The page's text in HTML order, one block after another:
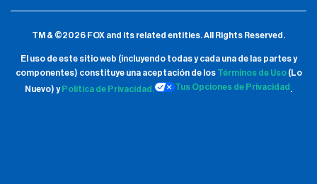
TM & ©2026 FOX and its related entities.All Rights Reserved.
El uso de este sitio web (incluyendo todas y cada una de las partes y
componentes) constituye una aceptación de los Términos de Uso(Lo
Nuevo) y Política de Privacidad. Tus Opciones de Privacidad .